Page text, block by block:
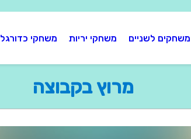
משחקים לשניים משחקי יריות משחקי כדורגל
מרוץ בקבוצה